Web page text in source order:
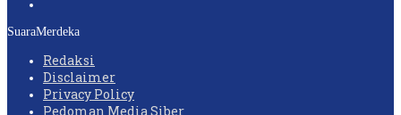
SuaraMerdeka
Redaksi
Disclaimer
Privacy Policy
Pedoman Media Siber